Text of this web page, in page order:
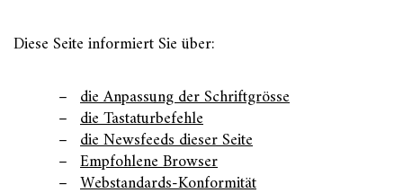
Diese Seite informiert Sie über:
die Anpassung der Schriftgrösse
die Tastaturbefehle
die Newsfeeds dieser Seite
Empfohlene Browser
Webstandards-Konformität